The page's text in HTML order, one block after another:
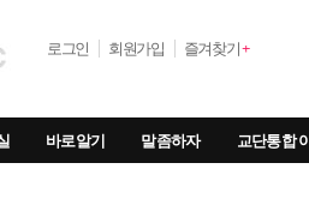
로그인 회원가입 즐겨찾기+
바로알기 말좀하자 교단통합